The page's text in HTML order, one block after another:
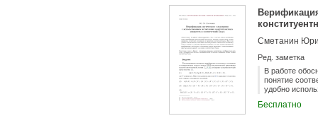
Сметанин
Ред. заметка
В работе
понятие
удобно
Бесплатно